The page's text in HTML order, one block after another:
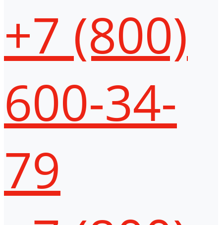
+7 (800)
600-34-
79